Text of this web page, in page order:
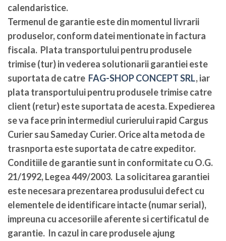
calendaristice.
Termenul de garantie este din momentul livrarii
produselor, conform datei mentionate in factura
fiscala. Plata transportului pentru produsele
trimise (tur) in vederea solutionarii garantiei este
suportata de catre FAG-SHOP CONCEPT SRL, iar
plata transportului pentru produsele trimise catre
client (retur) este suportata de acesta. Expedierea
se va face prin intermediul curierului rapid Cargus
Curier sau Sameday Curier. Orice alta metoda de
trasnporta este suportata de catre expeditor.
Conditiile de garantie sunt in conformitate cu O.G.
21/1992, Legea 449/2003. La solicitarea garantiei
este necesara prezentarea produsului defect cu
elementele de identificare intacte (numar serial),
impreuna cu accesoriile aferente si certificatul de
garantie. In cazul in care produsele ajung